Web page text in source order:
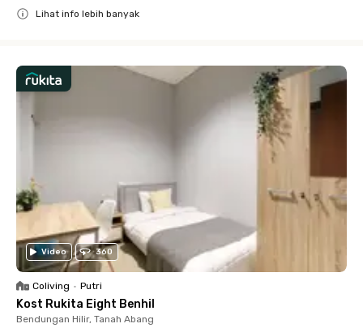
Lihat info lebih banyak
Video 360
Coliving • Putri
Kost Rukita Eight Benhil
Bendungan Hilir, Tanah Abang